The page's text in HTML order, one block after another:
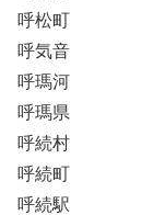
呼松町
呼気音
呼瑪河
呼瑪県
呼続村
呼続町
呼続駅